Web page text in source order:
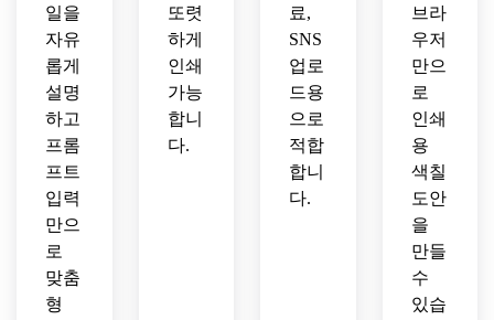
일을
자유
롭게
설명
하고
프롬
프트
입력
만으
로
맞춤
형
또렷
하게
인쇄
가능
합니
다.
료,
SNS
업로
드용
으로
적합
합니
다.
브라
우저
만으
로
인쇄
용
색칠
도안
을
만들
수
있습